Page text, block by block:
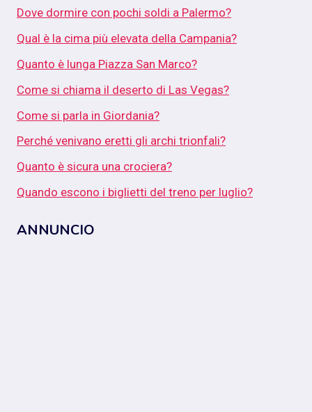
Dove dormire con pochi soldi a Palermo?
Qual è la cima più elevata della Campania?
Quanto è lunga Piazza San Marco?
Come si chiama il deserto di Las Vegas?
Come si parla in Giordania?
Perché venivano eretti gli archi trionfali?
Quanto è sicura una crociera?
Quando escono i biglietti del treno per luglio?
ANNUNCIO